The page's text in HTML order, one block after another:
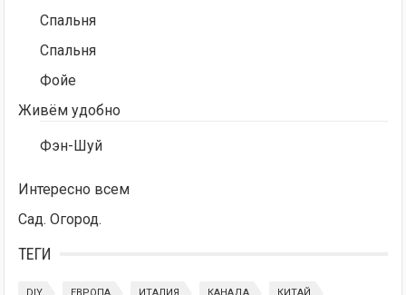
Спальня
Спальня
Фойе
Живём удобно
Фэн-Шуй
Интересно всем
Сад. Огород.
ТЕГИ